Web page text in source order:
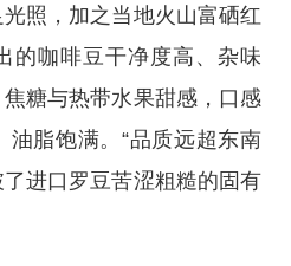
照，加之当地火山富硒红
的咖啡豆干净度高、杂味
糖与热带水果甜感，口感
油脂饱满。“品质远超东南
进口罗豆苦涩粗糙的固有